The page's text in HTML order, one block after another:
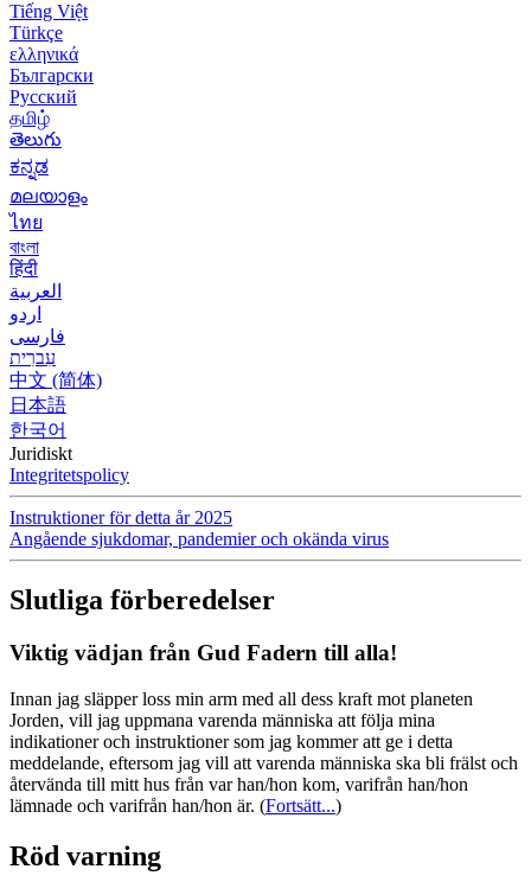
Tiếng Việt
Türkçe
ελληνικά
Български
Русский
தமிழ்
తెలుగు
ಕನ್ನಡ
മലയാളം
ไทย
বাংলা
हिंदी
العربية
اردو
فارسی
עִברִית
中文 (简体)
日本語
한국어
Juridiskt
Integritetspolicy
Instruktioner för detta år 2025
Angående sjukdomar, pandemier och okända virus
Slutliga förberedelser
Viktig vädjan från Gud Fadern till alla!
Innan jag släpper loss min arm med all dess kraft mot planeten
Jorden, vill jag uppmana varenda människa att följa mina
indikationer och instruktioner som jag kommer att ge i detta
meddelande, eftersom jag vill att varenda människa ska bli frälst och
återvända till mitt hus från var han/hon kom, varifrån han/hon
lämnade och varifrån han/hon är. (Fortsätt...)
Röd varning